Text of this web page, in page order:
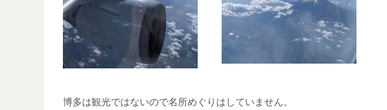
博多は観光ではないので名所めぐりはしていません。